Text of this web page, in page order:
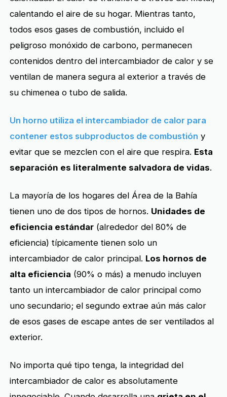
calentando el aire de su hogar. Mientras tanto,
todos esos gases de combustión, incluido el
peligroso monóxido de carbono, permanecen
contenidos dentro del intercambiador de calor y se
ventilan de manera segura al exterior a través de
su chimenea o tubo de salida.
Un horno utiliza el intercambiador de calor para
contener estos subproductos de combustión y
evitar que se mezclen con el aire que respira. Esta
separación es literalmente salvadora de vidas.
La mayoría de los hogares del Área de la Bahía
tienen uno de dos tipos de hornos. Unidades de
eficiencia estándar (alrededor del 80% de
eficiencia) típicamente tienen solo un
intercambiador de calor principal. Los hornos de
alta eficiencia (90% o más) a menudo incluyen
tanto un intercambiador de calor principal como
uno secundario; el segundo extrae aún más calor
de esos gases de escape antes de ser ventilados al
exterior.
No importa qué tipo tenga, la integridad del
intercambiador de calor es absolutamente